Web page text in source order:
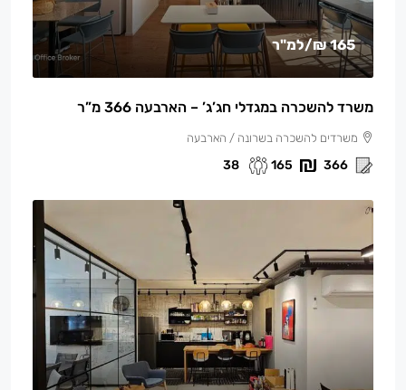
165 ₪ /למ"ר
משרד להשכרה במגדלי חג’ג’ – הארבעה 366 מ”ר
משרדים להשכרה בשרונה / הארבעה
366
165
38